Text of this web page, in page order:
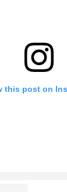
this post on